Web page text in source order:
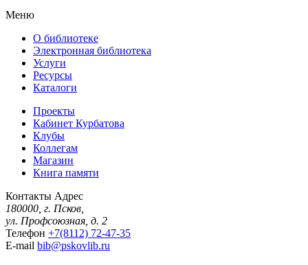
Меню
О библиотеке
Электронная библиотека
Услуги
Ресурсы
Каталоги
Проекты
Кабинет Курбатова
Клубы
Коллегам
Магазин
Книга памяти
Контакты Адрес
180000, г. Псков,
ул. Профсоюзная, д. 2
Телефон +7(8112) 72-47-35
E-mail bib@pskovlib.ru